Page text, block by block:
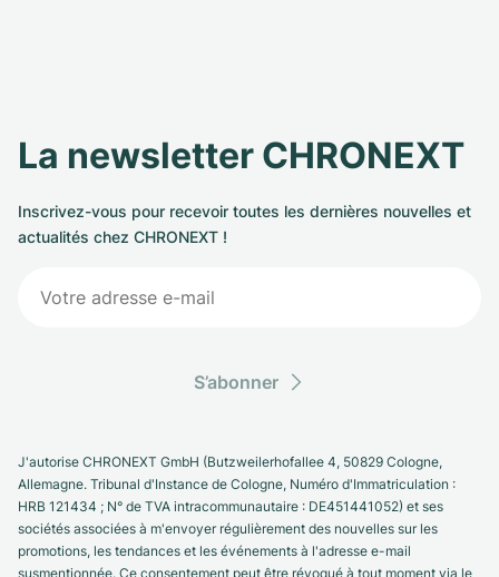
La newsletter CHRONEXT
Inscrivez-vous pour recevoir toutes les dernières nouvelles et
actualités chez CHRONEXT !
S’abonner
J'autorise CHRONEXT GmbH (Butzweilerhofallee 4, 50829 Cologne,
Allemagne. Tribunal d'Instance de Cologne, Numéro d'Immatriculation :
HRB 121434 ; N° de TVA intracommunautaire : DE451441052) et ses
sociétés associées à m'envoyer régulièrement des nouvelles sur les
promotions, les tendances et les événements à l'adresse e-mail
susmentionnée. Ce consentement peut être révoqué à tout moment via le